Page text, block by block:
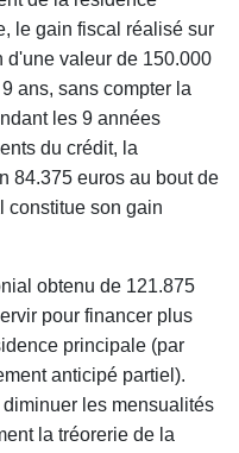
le gain fiscal réalisé sur
d'une valeur de 150.000
ans, sans compter la
les 9 années
du crédit, la
84.375 euros au bout de
constitue son gain
obtenu de 121.875
pour financer plus
principale (par
anticipé partiel).
les mensualités
la tréorerie de la